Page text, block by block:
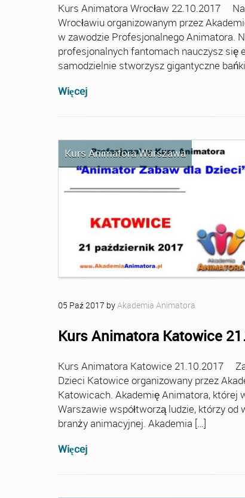
Kurs Animatora Wrocław 22.10.2017
Wrocławiu organizowanym przez
w zawodzie Profesjonalnego Animatora.
profesjonalnych fantomach nauczysz się
samodzielnie stworzysz gigantyczne
Więcej
Kurs Animatora Warszawa
05 Paź2017 byAkademia Animatora
Kurs Animatora Katowice
Kurs Animatora Katowice 21.10.2017
Dzieci Katowice organizowany przez
Katowicach. Akademię Animatora, której
Warszawie współtworzą ludzie, którzy
branży animacyjnej. Akademia […]
Więcej